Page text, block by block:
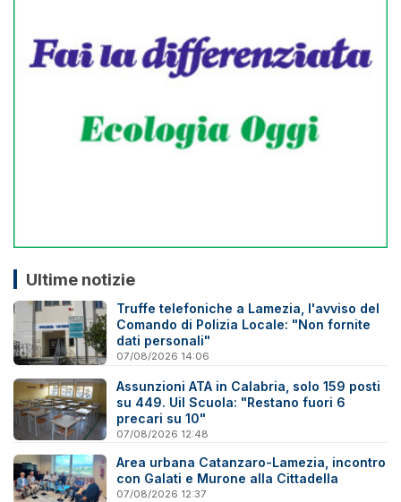
Ultime notizie
Truffe telefoniche a Lamezia, l'avviso del
Comando di Polizia Locale: "Non fornite
dati personali"
07/08/2026 14:06
Assunzioni ATA in Calabria, solo 159 posti
su 449. Uil Scuola: "Restano fuori 6
precari su 10"
07/08/2026 12:48
Area urbana Catanzaro-Lamezia, incontro
con Galati e Murone alla Cittadella
07/08/2026 12:37